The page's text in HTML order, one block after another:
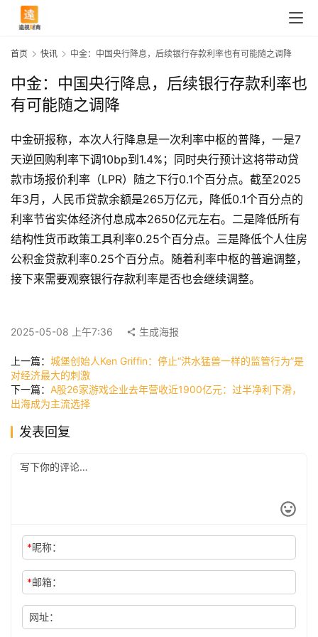
首
页
快
公
司
科
技
首页 快讯 中金：中国央行降息，后续银行存款利率也有可能随之调降
中金：中国央行降息，后续银行存款利率也
有可能随之调降
中金研报称，本次人行降息是一次利率中枢的普降，一是7
天逆回购利率下调10bp到1.4%；同时央行预计这将带动贷
款市场报价利率（LPR）随之下行0.1个百分点。截至2025
年3月，人民币贷款余额是265万亿元，降低0.1个百分点的
利率节省实体经济付息成本2650亿元左右。二是降低所有
结构性货币政策工具利率0.25个百分点。三是降低个人住房
公积金贷款利率0.25个百分点。随着利率中枢的普遍调整，
接下来需要观察银行存款利率是否也会继续调整。
2025-05-08 上午7:36 生成海报
上一篇： 城堡创始人Ken Griffin：停止“洪水猛兽一样的监管行为”是
对经济最大的刺激
下一篇： A股26家游戏企业去年营收近1900亿元：过半净利下滑，
出海成为主流选择
发表回复
*昵称：
*邮箱：
网址：